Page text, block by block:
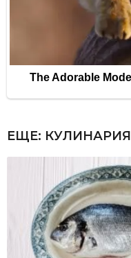
ЕЩЕ: КУЛИНАРИЯ